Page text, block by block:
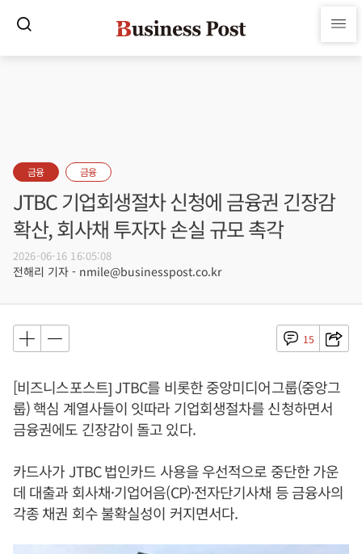
금융 금융
JTBC 기업회생절차 신청에 금융권 긴장감
확산, 회사채 투자자 손실 규모 촉각
2026-06-16 16:05:08
전해리 기자 - nmile@businesspost.co.kr
15
[비즈니스포스트] JTBC를 비롯한 중앙미디어그룹(중앙그
룹) 핵심 계열사들이 잇따라 기업회생절차를 신청하면서
금융권에도 긴장감이 돌고 있다.
카드사가 JTBC 법인카드 사용을 우선적으로 중단한 가운
데 대출과 회사채·기업어음(CP)·전자단기사채 등 금융사의
각종 채권 회수 불확실성이 커지면서다.